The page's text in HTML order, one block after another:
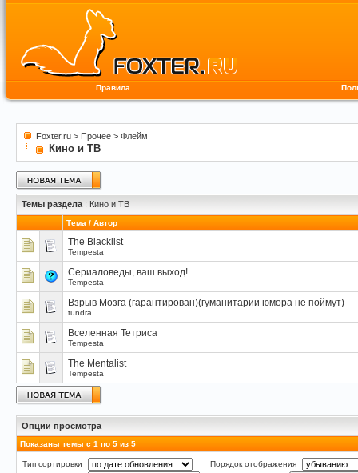
Правила
Foxter.ru > Прочее > Флейм
Кино и ТВ
Темы раздела : Кино и ТВ
Тема / Автор
The Blacklist
Tempesta
Сериаловеды, ваш выход!
Tempesta
Взрыв Мозга (гарантирован)(гуманитарии юмора не поймут)
tundra
Вселенная Тетриса
Tempesta
The Mentalist
Tempesta
Опции просмотра
Показаны темы с 1 по 5 из 5
Тип сортировки
Порядок отображения